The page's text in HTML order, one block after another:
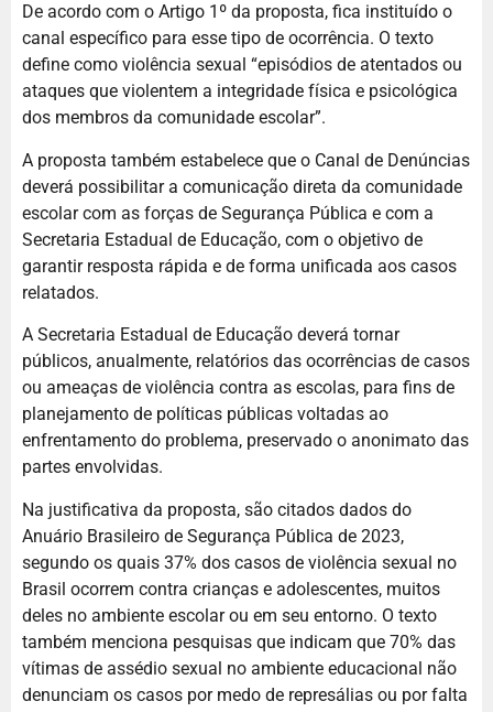
De acordo com o Artigo 1º da proposta, fica instituído o
canal específico para esse tipo de ocorrência. O texto
define como violência sexual “episódios de atentados ou
ataques que violentem a integridade física e psicológica
dos membros da comunidade escolar”.
A proposta também estabelece que o Canal de Denúncias
deverá possibilitar a comunicação direta da comunidade
escolar com as forças de Segurança Pública e com a
Secretaria Estadual de Educação, com o objetivo de
garantir resposta rápida e de forma unificada aos casos
relatados.
A Secretaria Estadual de Educação deverá tornar
públicos, anualmente, relatórios das ocorrências de casos
ou ameaças de violência contra as escolas, para fins de
planejamento de políticas públicas voltadas ao
enfrentamento do problema, preservado o anonimato das
partes envolvidas.
Na justificativa da proposta, são citados dados do
Anuário Brasileiro de Segurança Pública de 2023,
segundo os quais 37% dos casos de violência sexual no
Brasil ocorrem contra crianças e adolescentes, muitos
deles no ambiente escolar ou em seu entorno. O texto
também menciona pesquisas que indicam que 70% das
vítimas de assédio sexual no ambiente educacional não
denunciam os casos por medo de represálias ou por falta